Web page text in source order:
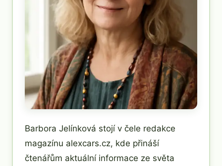
Barbora Jelínková stojí v čele redakce
magazínu alexcars.cz, kde přináší
čtenářům aktuální informace ze světa